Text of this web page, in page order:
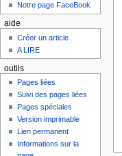
Notre page FaceBook
aide
Créer un article
A LIRE
outils
Pages liées
Suivi des pages liées
Pages spéciales
Version imprimable
Lien permanent
Informations sur la